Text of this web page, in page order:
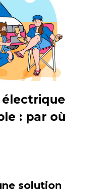
: par où
solution